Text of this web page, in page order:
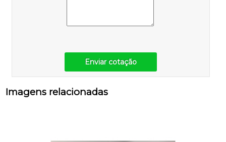
Enviar cotação
Imagens relacionadas